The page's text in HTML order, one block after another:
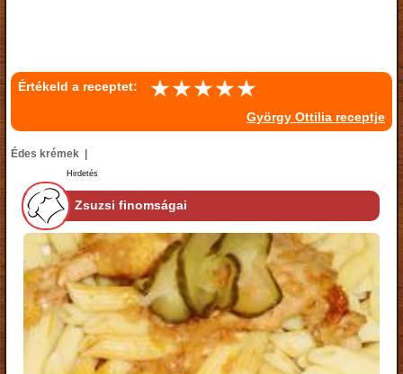
Értékeld a receptet:
György Ottilia receptje
Édes krémek |
Hirdetés
Zsuzsi finomságai